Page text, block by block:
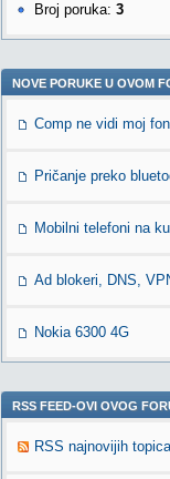
Broj poruka: 3
NOVE PORUKE U OVOM
Comp ne vidi moj fon
Pričanje preko
Mobilni telefoni na
Ad blokeri, DNS,
Nokia 6300 4G
RSS FEED-OVI OVOG
RSS najnovijih topica